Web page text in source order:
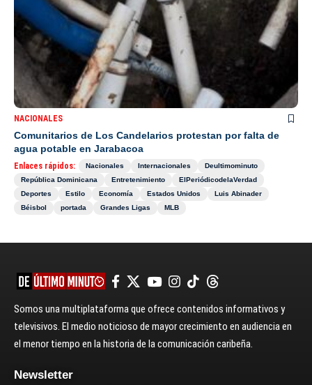
NACIONALES
Comunitarios de Los Candelarios protestan por falta de
agua potable en Jarabacoa
Enlaces rápidos: Nacionales Internacionales
Deultimominuto
República Dominicana
Entretenimiento
ElPeriódicodelaVerdad
Deportes
Estilo Economía Estados Unidos
Luis Abinader
Béisbol
portada Grandes Ligas MLB
Somos una multiplataforma que ofrece contenidos informativos y
televisivos. El medio noticioso de mayor crecimiento en audiencia en
el menor tiempo en la historia de la comunicación caribeña.
Newsletter